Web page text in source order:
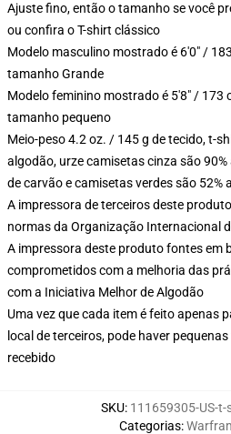
Ajuste fino, então o tamanho se você
ou confira o T-shirt clássico
Modelo masculino mostrado é 6'0" /
tamanho Grande
Modelo feminino mostrado é 5'8" / 173
tamanho pequeno
Meio-peso 4.2 oz. / 145 g de tecido, t-
algodão, urze camisetas cinza são
de carvão e camisetas verdes são 52%
A impressora de terceiros deste
normas da Organização Internacional
A impressora deste produto fontes em
comprometidos com a melhoria das
com a Iniciativa Melhor de Algodão
Uma vez que cada item é feito apenas
local de terceiros, pode haver
recebido
SKU: 111659305-US-t-
Categorias: